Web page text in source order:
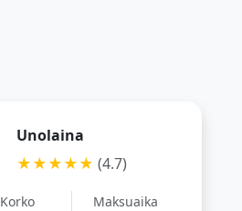
Unolaina
★★★★★(4.7)
Korko Maksuaika